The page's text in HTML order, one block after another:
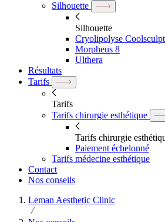
Silhouette
Silhouette
Cryolipolyse
Morpheus 8
Ulthera
Résultats
Tarifs
Tarifs
Tarifs chirurgie esthétique
Tarifs chirurgie
Paiement échelonné
Tarifs médecine esthétique
Contact
Nos conseils
Leman Aesthetic Clinic